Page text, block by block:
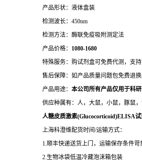
产品形状：液体盒装
检测波长：450nm
检测方法：酶联免疫吸附测定法
产品价格： 1080-1680
特殊服务：购试剂盒可免费代测，支持
售后保障：如产品质量问题包免费退换
产品用途： 本公司所有产品仅用于科
供应种属有：人，大鼠，小鼠，豚鼠
人糖皮质激素(Glucocorticoid)ELISA
上海科澄维配货时间/运输方式：
1.顺丰快递送货上门，运输保存条件苛
2.生物冰袋低温冷藏泡沫箱包装